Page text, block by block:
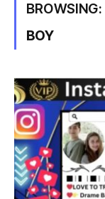
BROWSING:
BOY